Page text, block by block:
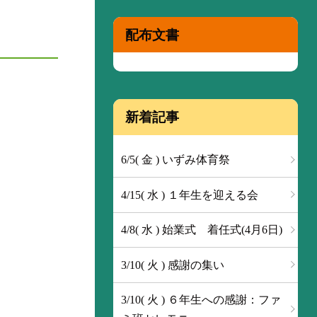
配布文書
新着記事
6/5( 金 ) いずみ体育祭
4/15( 水 ) １年生を迎える会
4/8( 水 ) 始業式 着任式(4月6日)
3/10( 火 ) 感謝の集い
3/10( 火 ) ６年生への感謝：ファ